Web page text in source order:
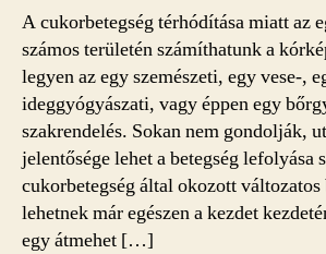
A cukorbetegség térhódítása miatt az
számos területén számíthatunk a
legyen az egy szemészeti, egy vese-,
ideggyógyászati, vagy éppen egy
szakrendelés. Sokan nem gondolják,
jelentősége lehet a betegség lefolyása
cukorbetegség által okozott
lehetnek már egészen a kezdet
egy átmehet […]